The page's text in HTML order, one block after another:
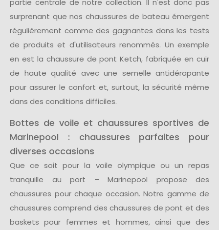
partie centrale de notre collection. Il n'est donc pas
surprenant que nos chaussures de bateau émergent
régulièrement comme des gagnantes dans les tests
de produits et d'utilisateurs renommés. Un exemple
en est la chaussure de pont Ketch, fabriquée en cuir
de haute qualité avec une semelle antidérapante
pour assurer le confort et, surtout, la sécurité même
dans des conditions difficiles.
Bottes de voile et chaussures sportives de
Marinepool : chaussures parfaites pour
diverses occasions
Que ce soit pour la voile olympique ou un repas
tranquille au port – Marinepool propose des
chaussures pour chaque occasion. Notre gamme de
chaussures comprend des chaussures de pont et des
baskets pour femmes et hommes, ainsi que des